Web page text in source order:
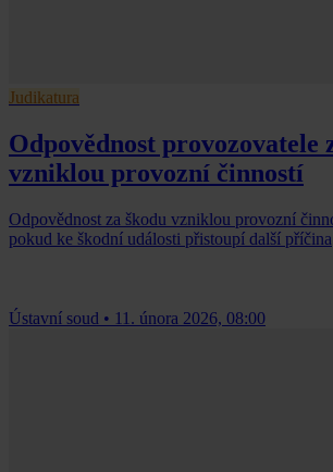
Judikatura
Odpovědnost provozovatele
vzniklou provozní činností
Odpovědnost za škodu vzniklou provozní
pokud ke škodní události přistoupí další příčina
Ústavní soud • 11. února 2026, 08:00